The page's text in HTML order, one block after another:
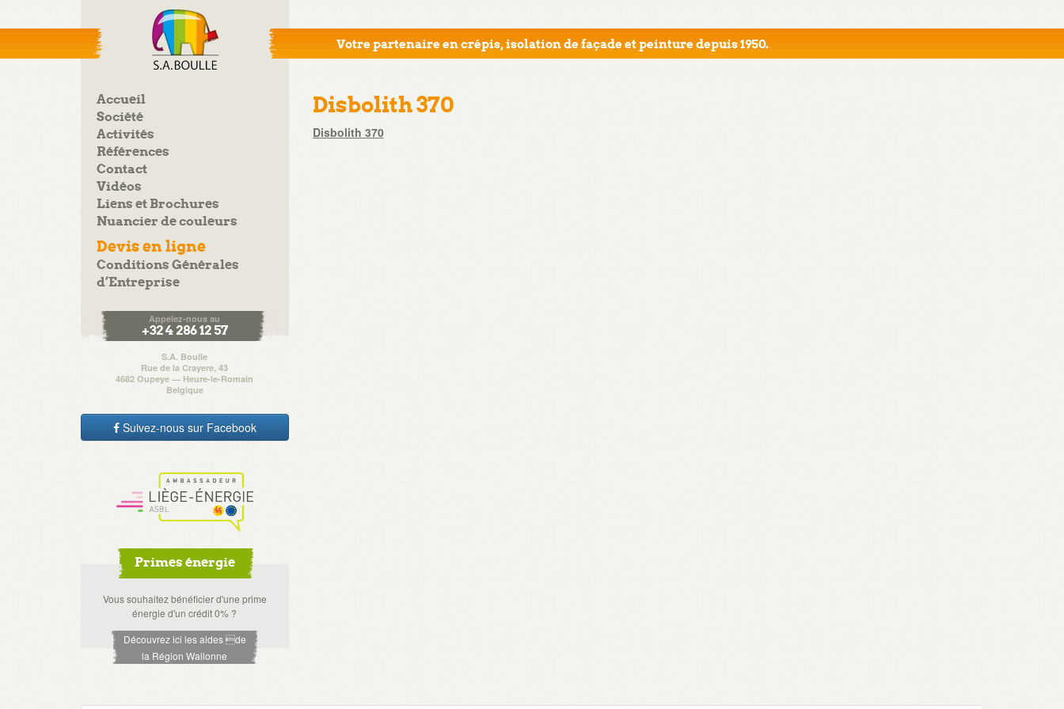
Votre partenaire en crépis, isolation de façade et peinture depuis 1950.
Accueil
Société
Activités
Références
Contact
Vidéos
Liens et Brochures
Nuancier de couleurs
Devis en ligne
Conditions Générales
d’Entreprise
Appelez-nous au
+32 4 286 12 57
S.A. Boulle
Rue de la Crayere, 43
4682 Oupeye — Heure-le-Romain
Belgique
Suivez-nous sur Facebook
Primes énergie
Vous souhaitez bénéficier d'une prime
énergie d'un crédit 0% ?
Découvrez ici les aides de
la Région Wallonne
Disbolith 370
Disbolith 370